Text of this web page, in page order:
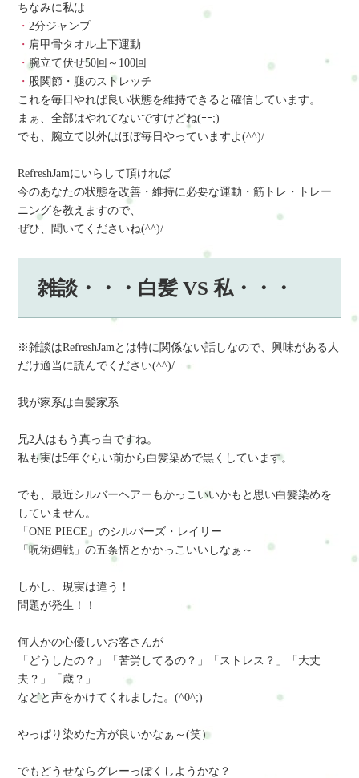
ちなみに私は
・ 2分ジャンプ
・ 肩甲骨タオル上下運動
・腕立て伏せ50回～100回
・ 股関節・腿のストレッチ
これを毎日やれば良い状態を維持できると確信しています。
まぁ、全部はやれてないですけどね(ｰｰ;)
でも、腕立て以外はほぼ毎日やっていますよ(^^)/
RefreshJamにいらして頂ければ
今のあなたの状態を改善・維持に必要な運動・筋トレ・トレー
ニングを教えますので、
ぜひ、聞いてくださいね(^^)/
雑談・・・白髪 VS 私・・・
※雑談はRefreshJamとは特に関係ない話しなので、興味がある人
だけ適当に読んでください(^^)/
我が家系は白髪家系
兄2人はもう真っ白ですね。
私も実は5年ぐらい前から白髪染めで黒くしています。
でも、最近シルバーヘアーもかっこいいかもと思い白髪染めを
していません。
「ONE PIECE」のシルバーズ・レイリー
「呪術廻戦」の五条悟とかかっこいいしなぁ～
しかし、現実は違う！
問題が発生！！
何人かの心優しいお客さんが
「どうしたの？」「苦労してるの？」「ストレス？」「大丈
夫？」「歳？」
などと声をかけてくれました。(^0^;)
やっぱり染めた方が良いかなぁ～(笑）
でもどうせならグレーっぽくしようかな？